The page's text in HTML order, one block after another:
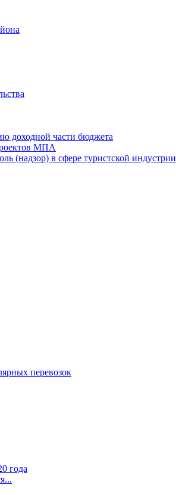
доходной части бюджета
МПА
(надзор) в сфере туристской индустрии
перевозок
года